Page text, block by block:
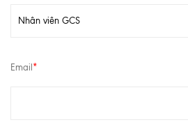
Email *